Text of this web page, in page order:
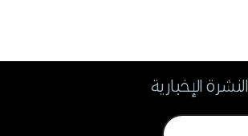
النشرة الإخبارية